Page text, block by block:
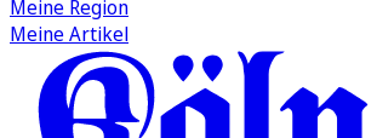
Meine Region
Meine Artikel